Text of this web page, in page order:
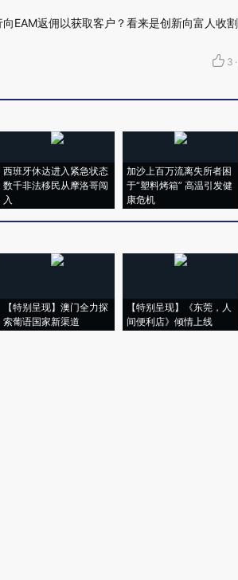
EAM返佣以获取客户？看来是创新向富人收
3 ·
西班牙休达进入紧急状态
数千非法移民从摩洛哥闯
入
加沙上百万流离失所者困
于“塑料烤箱” 高温引发健
康危机
【特别呈现】澳门全力探
索葡语国家新渠道
【特别呈现】《东莞，人
间便利店》倾情上线